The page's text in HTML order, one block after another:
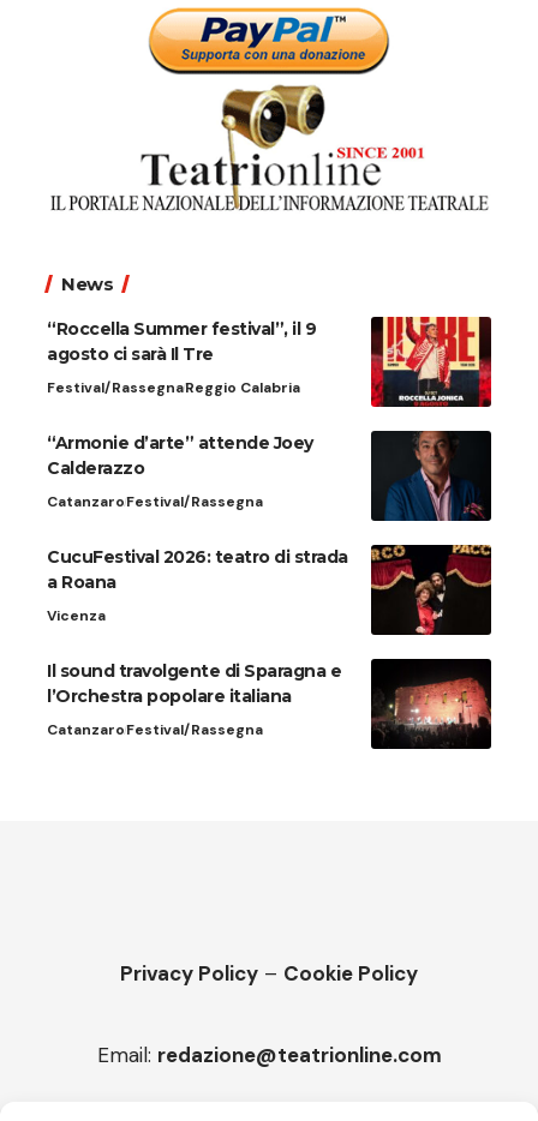
News
“Roccella Summer festival”, il 9
agosto ci sarà Il Tre
Festival/RassegnaReggio Calabria
“Armonie d’arte” attende Joey
Calderazzo
CatanzaroFestival/Rassegna
CucuFestival 2026: teatro di strada
a Roana
Vicenza
Il sound travolgente di Sparagna e
l’Orchestra popolare italiana
CatanzaroFestival/Rassegna
Privacy Policy – Cookie Policy
Email: redazione@teatrionline.com